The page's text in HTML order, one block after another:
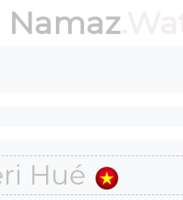
Namaz
Hué